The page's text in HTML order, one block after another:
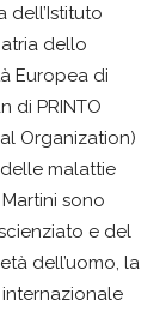
dell’Istituto
dello
Europea di
di PRINTO
Organization)
malattie
sono
e del
dell’uomo, la